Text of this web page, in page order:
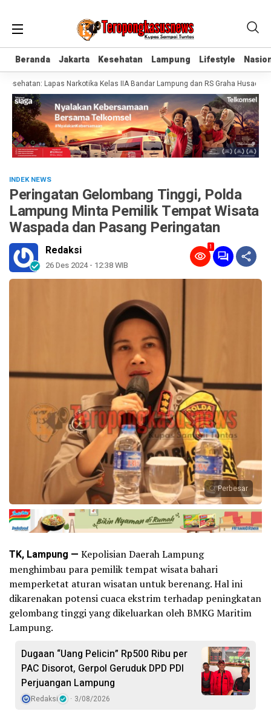
Beranda Jakarta Kesehatan Lampung Lifestyle
Beranda Jakarta Kesehatan Lampung Lifestyle
Lapas Narkotika Kelas IIA Bandar Lampung dan RS Graha Husada
INDEK NEWS
Peringatan Gelombang Tinggi, Polda
Lampung Minta Pemilik Tempat Wisata
Waspada dan Pasang Peringatan
Redaksi
26 Des 2024 - 12:38 WIB
1
Perbesar
TK, Lampung — Kepolisian Daerah Lampung
menghimbau para pemilik tempat wisata bahari
memperketat aturan wisatan untuk berenang. Hal ini
dikarenakan potensi cuaca ekstrim terhadap peningkatan
gelombang tinggi yang dikeluarkan oleh BMKG Maritim
Lampung.
Dugaan “Uang Pelicin” Rp500 Ribu per
PAC Disorot, Gerpol Geruduk DPD PDI
Perjuangan Lampung
Redaksi 3/08/2026